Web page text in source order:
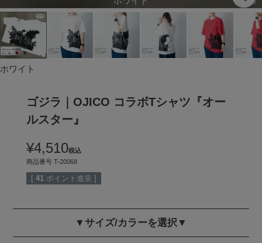
ホワイト
ゴジラ｜OJICO コラボTシャツ『オー
ルスター』
¥4,510税込
商品番号 T-20068
[ 41 ポイント進呈 ]
▼サイズ/カラーを選択▼